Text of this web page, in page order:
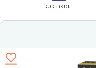
הוספה לסל